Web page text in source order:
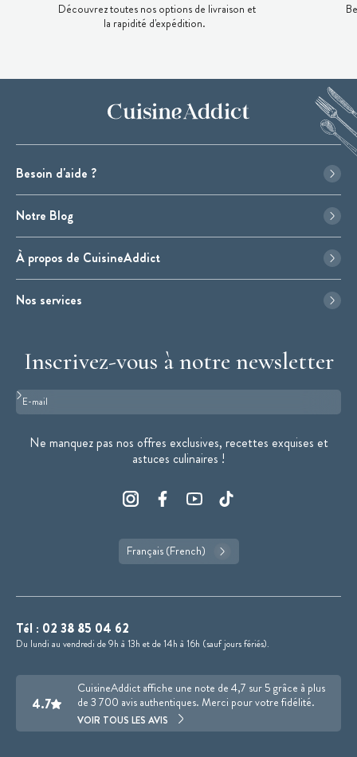
Découvrez toutes nos options de livraison et
la rapidité d'expédition.
Besoin d'aide ?
Notre Blog
À propos de CuisineAddict
Nos services
Inscrivez-vous à notre newsletter
Format : adresse@email.com
Ne manquez pas nos offres exclusives, recettes exquises et
astuces culinaires !
Français (French)
Tél : 02 38 85 04 62
Du lundi au vendredi de 9h à 13h et de 14h à 16h (sauf jours fériés).
4.7
CuisineAddict affiche une note de 4,7 sur 5 grâce à plus
de 3 700 avis authentiques. Merci pour votre fidélité.
VOIR TOUS LES AVIS